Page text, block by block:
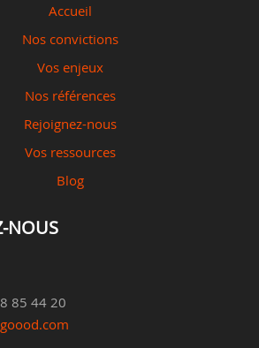
Accueil
Nos convictions
Vos enjeux
Nos références
Rejoignez-nous
Vos ressources
Blog
NOUS
85 44 20